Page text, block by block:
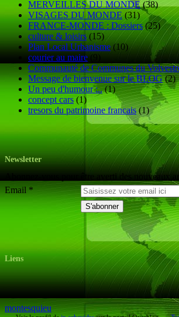
MERVEILLES DU MONDE(38)
VISAGES DU MONDE (31)
FRANCE-MONDE : Dossiers(25)
culture & loisirs(15)
Plan Local Urbanisme(10)
courier au maire(9)
Communauté de Communes du
Message de bienvenue sur le BLOG(2)
Un peu d'humour :..(1)
concept cars (1)
tresors du patrimoine francais(1)
Newsletter
Abonnez-vous pour être averti des nouveaux
Email
Liens
montesquieu